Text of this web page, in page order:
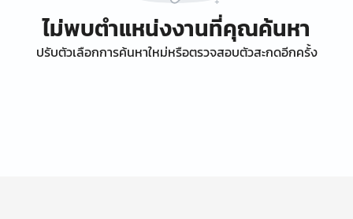
ไม่พบตำแหน่งงานที่คุณค้นหา
ปรับตัวเลือกการค้นหาใหม่หรือตรวจสอบตัวสะกดอีกครั้ง